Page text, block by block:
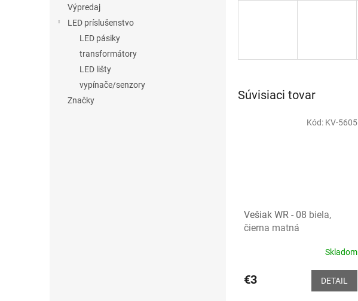
Výpredaj
LED príslušenstvo
LED pásiky
transformátory
LED lišty
vypínače/senzory
Značky
Súvisiaci tovar
Vešiak WR - 08 biela,
čierna matná
Skladom
€3 DETAIL
Kód: KV-5605